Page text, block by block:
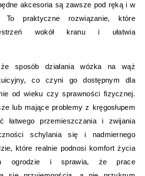
akcesoria są zawsze pod ręką i w
To praktyczne rozwiązanie, które
wokół kranu i ułatwia
sposób działania wózka na wąż
co czyni go dostępnym dla
od wieku czy sprawności fizycznej.
lub mające problemy z kręgosłupem
łatwego przemieszczania i zwijania
schylania się i nadmiernego
które realnie podnosi komfort życia
ogrodzie i sprawia, że prace